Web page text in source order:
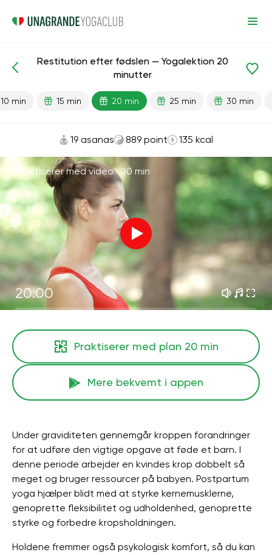
Færdiglavede lektioner Graviditet
Restitution efter fødslen — Yogalektion 20
minutter
10 min 15 min 20 min 25 min 30 min
19 asanas 889 point 135 kcal
Praktiserer med video ·20 min
20:00
Praktiserer med plan 20 min
Mere bekvemt i appen
Under graviditeten gennemgår kroppen forandringer
for at udføre den vigtige opgave at føde et barn. I
denne periode arbejder en kvindes krop dobbelt så
meget og bruger ressourcer på babyen. Postpartum
yoga hjælper blidt med at styrke kernemusklerne,
genoprette fleksibilitet og udholdenhed, genoprette
styrke og forbedre kropsholdningen.
Holdene fremmer også psykologisk komfort, så du kan